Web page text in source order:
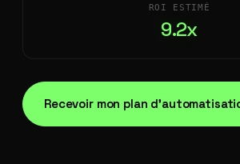
ROI ESTIMÉ
9.2x
Recevoir mon plan